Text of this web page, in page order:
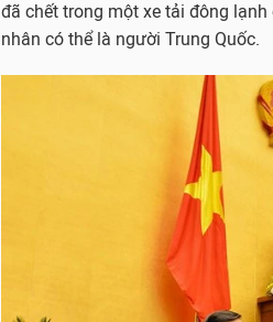
đã chết trong một xe tải đông
nhân có thể là người Trung Quốc.